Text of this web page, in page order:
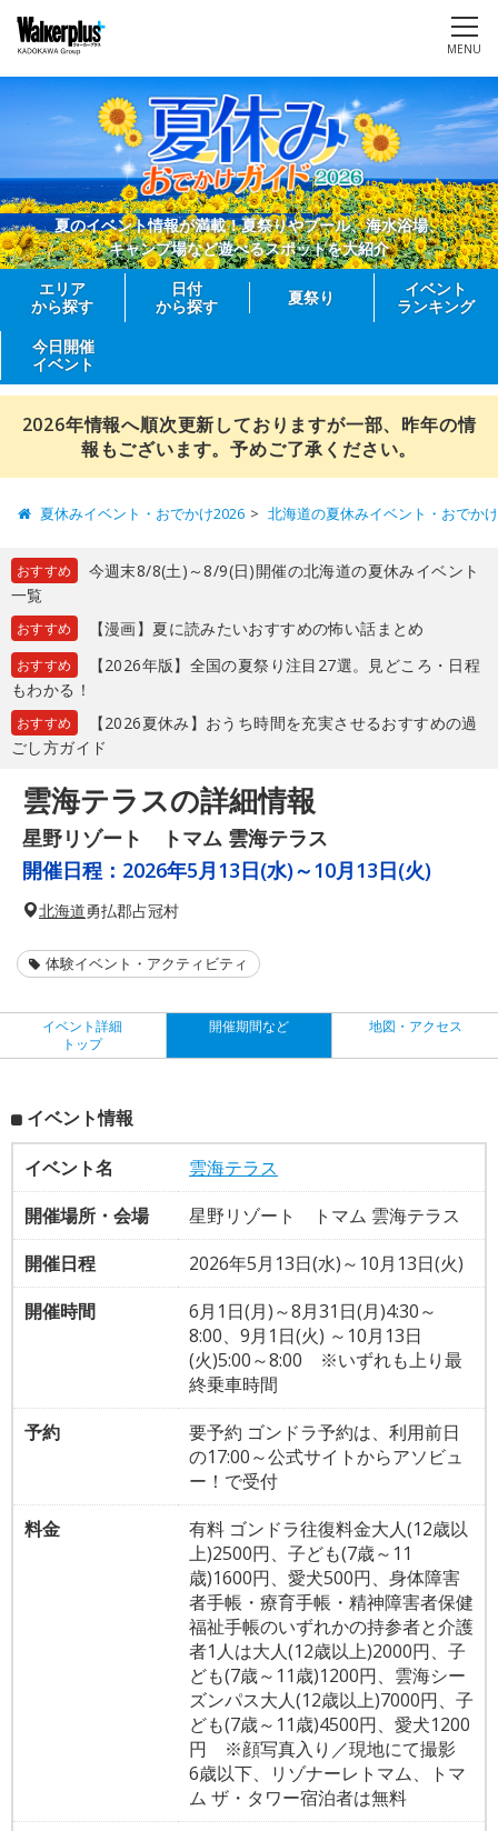
MENU
夏のイベント情報が満載！夏祭りやプール、海水浴場、
キャンプ場など遊べるスポットを大紹介
エリア
から探す
日付
から探す
夏祭り
イベント
ランキング
今日開催
イベント
2026年情報へ順次更新しておりますが一部、昨年の情
報もございます。予めご了承ください。
夏休みイベント・おでかけ2026 北海道の夏休みイベント・おでか
おすすめ
今週末8/8(土)～8/9(日)開催の北海道の夏休みイベント
一覧
おすすめ 【漫画】夏に読みたいおすすめの怖い話まとめ
おすすめ
【2026年版】全国の夏祭り注目27選。見どころ・日程
もわかる！
おすすめ
【2026夏休み】おうち時間を充実させるおすすめの過
ごし方ガイド
雲海テラスの詳細情報
星野リゾート トマム 雲海テラス
開催日程： 2026年5月13日(水)～10月13日(火)
北海道勇払郡占冠村
体験イベント・アクティビティ
イベント詳細
トップ
開催期間など 地図・アクセス
イベント情報
イベント名
雲海テラス
開催場所・会場
星野リゾート トマム 雲海テラス
開催日程
2026年5月13日(水)～10月13日(火)
開催時間
6月1日(月)～8月31日(月)4:30～
8:00、9月1日(火) ～10月13日
(火)5:00～8:00 ※いずれも上り最
終乗車時間
予約
要予約 ゴンドラ予約は、利用前日
の17:00～公式サイトからアソビュ
ー！で受付
料金
有料 ゴンドラ往復料金大人(12歳以
上)2500円、子ども(7歳～11
歳)1600円、愛犬500円、身体障害
者手帳・療育手帳・精神障害者保健
福祉手帳のいずれかの持参者と介護
者1人は大人(12歳以上)2000円、子
ども(7歳～11歳)1200円、雲海シー
ズンパス大人(12歳以上)7000円、子
ども(7歳～11歳)4500円、愛犬1200
円 ※顔写真入り／現地にて撮影
6歳以下、リゾナーレトマム、トマ
ム ザ・タワー宿泊者は無料